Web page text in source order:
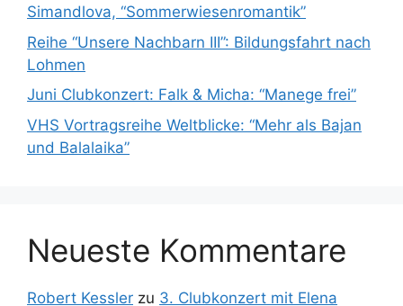
Simandlova, “Sommerwiesenromantik”
Reihe “Unsere Nachbarn III”: Bildungsfahrt nach
Lohmen
Juni Clubkonzert: Falk & Micha: “Manege frei”
VHS Vortragsreihe Weltblicke: “Mehr als Bajan
und Balalaika”
Neueste Kommentare
Robert Kessler zu 3. Clubkonzert mit Elena